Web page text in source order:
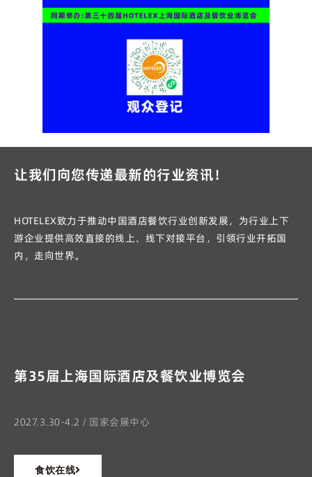
让我们向您传递最新的行业资讯！
HOTELEX致力于推动中国酒店餐饮行业创新发展，为行业上下
游企业提供高效直接的线上、线下对接平台，引领行业开拓国
内，走向世界。
第35届上海国际酒店及餐饮业博览会
2027.3.30-4.2 / 国家会展中心
食饮在线